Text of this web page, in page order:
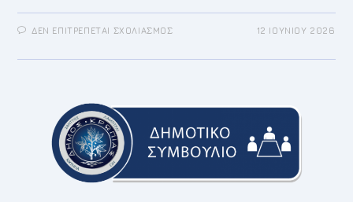
ΔΕΝ ΕΠΙΤΡΈΠΕΤΑΙ ΣΧΟΛΙΑΣΜΌΣΣΤΟ
ΔΗΜΟΤΙΚΗ
ΚΑΙ
202«ΒΙΒΛΙΑ,
ΠΑΡΑΘΥΡΑ
ΑΝΟΙΧΤΑ»
12 ΙΟΥΝΊΟΥ 2026